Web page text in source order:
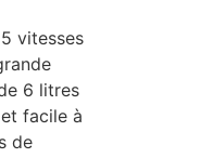
vitesses
6 litres
facile à
de